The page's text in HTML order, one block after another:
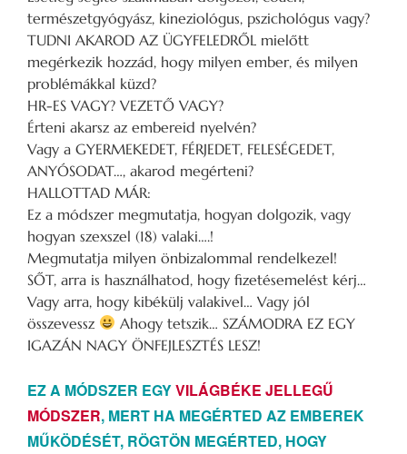
természetgyógyász, kineziológus, pszichológus vagy?
TUDNI AKAROD AZ ÜGYFELEDRŐL mielőtt
megérkezik hozzád, hogy milyen ember, és milyen
problémákkal küzd?
HR-ES VAGY? VEZETŐ VAGY?
Érteni akarsz az embereid nyelvén?
Vagy a GYERMEKEDET, FÉRJEDET, FELESÉGEDET,
ANYÓSODAT…, akarod megérteni?
HALLOTTAD MÁR:
Ez a módszer megmutatja, hogyan dolgozik, vagy
hogyan szexszel (18) valaki….!
Megmutatja milyen önbizalommal rendelkezel!
SŐT, arra is használhatod, hogy fizetésemelést kérj…
Vagy arra, hogy kibékülj valakivel… Vagy jól
összevessz
Ahogy tetszik… SZÁMODRA EZ EGY
IGAZÁN NAGY ÖNFEJLESZTÉS LESZ!
EZ A MÓDSZER EGYVILÁGBÉKE JELLEGŰ
MÓDSZER, MERT HA MEGÉRTED AZ EMBEREK
MŰKÖDÉSÉT, RÖGTÖN MEGÉRTED, HOGY